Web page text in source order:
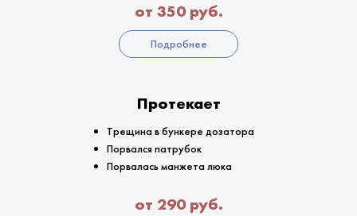
от 350 руб.
Подробнее
Протекает
Трещина в бункере дозатора
Порвался патрубок
Порвалась манжета люка
от 290 руб.